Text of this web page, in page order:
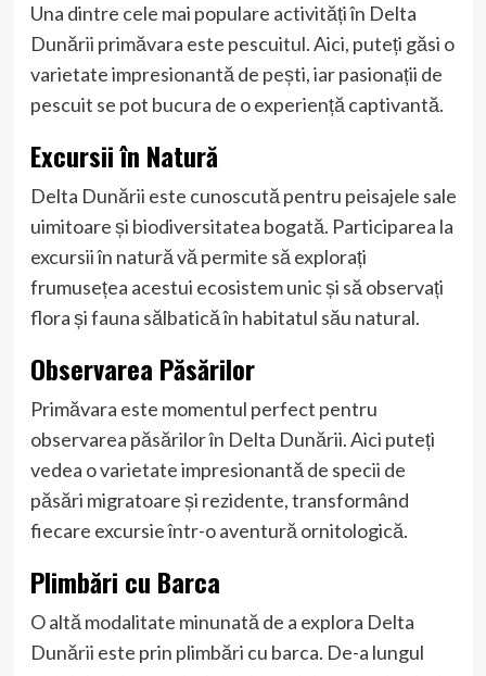
Una dintre cele mai populare activități în Delta
Dunării primăvara este pescuitul. Aici, puteți găsi o
varietate impresionantă de pești, iar pasionații de
pescuit se pot bucura de o experiență captivantă.
Excursii în Natură
Delta Dunării este cunoscută pentru peisajele sale
uimitoare și biodiversitatea bogată. Participarea la
excursii în natură vă permite să explorați
frumusețea acestui ecosistem unic și să observați
flora și fauna sălbatică în habitatul său natural.
Observarea Păsărilor
Primăvara este momentul perfect pentru
observarea păsărilor în Delta Dunării. Aici puteți
vedea o varietate impresionantă de specii de
păsări migratoare și rezidente, transformând
fiecare excursie într-o aventură ornitologică.
Plimbări cu Barca
O altă modalitate minunată de a explora Delta
Dunării este prin plimbări cu barca. De-a lungul